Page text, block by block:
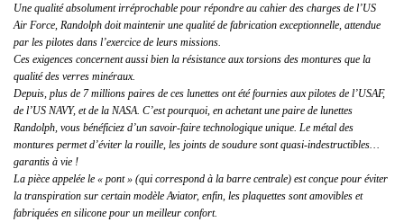
Une qualité absolument irréprochable pour répondre au cahier des charges de l’US
Air Force, Randolph doit maintenir une qualité de fabrication exceptionnelle, attendue
par les pilotes dans l’exercice de leurs missions.
Ces exigences concernent aussi bien la résistance aux torsions des montures que la
qualité des verres minéraux.
Depuis, plus de 7 millions paires de ces lunettes ont été fournies aux pilotes de l’USAF,
de l’US NAVY, et de la NASA. C’est pourquoi, en achetant une paire de lunettes
Randolph, vous bénéficiez d’un savoir-faire technologique unique. Le métal des
montures permet d’éviter la rouille, les joints de soudure sont quasi-indestructibles…
garantis à vie !
La pièce appelée le « pont » (qui correspond à la barre centrale) est conçue pour éviter
la transpiration sur certain modèle Aviator, enfin, les plaquettes sont amovibles et
fabriquées en silicone pour un meilleur confort.